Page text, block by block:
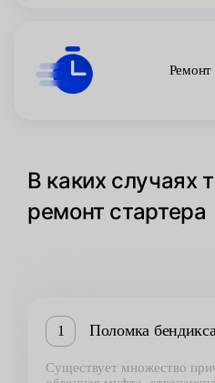
Ремонт
В каких случаях
ремонт стартера
1 Поломка
Существует множество